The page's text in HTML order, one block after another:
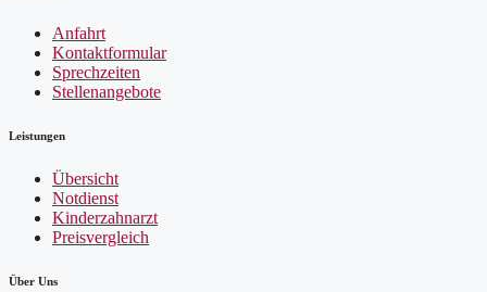
Anfahrt
Kontaktformular
Sprechzeiten
Stellenangebote
Leistungen
Übersicht
Notdienst
Kinderzahnarzt
Preisvergleich
Über Uns